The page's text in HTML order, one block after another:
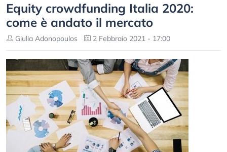
Equity crowdfunding Italia 2020:
come è andato il mercato
Giulia Adonopoulos 2 Febbraio 2021 - 17:00